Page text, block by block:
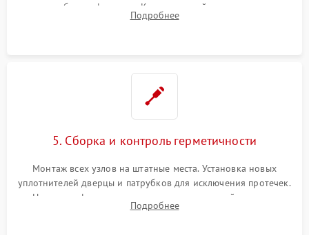
патрубках и фильтрах. Компонентный ремонт платы
управления, восстановление поврежденной проводки.
Подробнее
5. Сборка и контроль герметичности
Монтаж всех узлов на штатные места. Установка новых
уплотнителей дверцы и патрубков для исключения протечек.
Надежная фиксация хомутов гидравлической системы,
сборка корпуса и установка датчика поплавка.
Подробнее